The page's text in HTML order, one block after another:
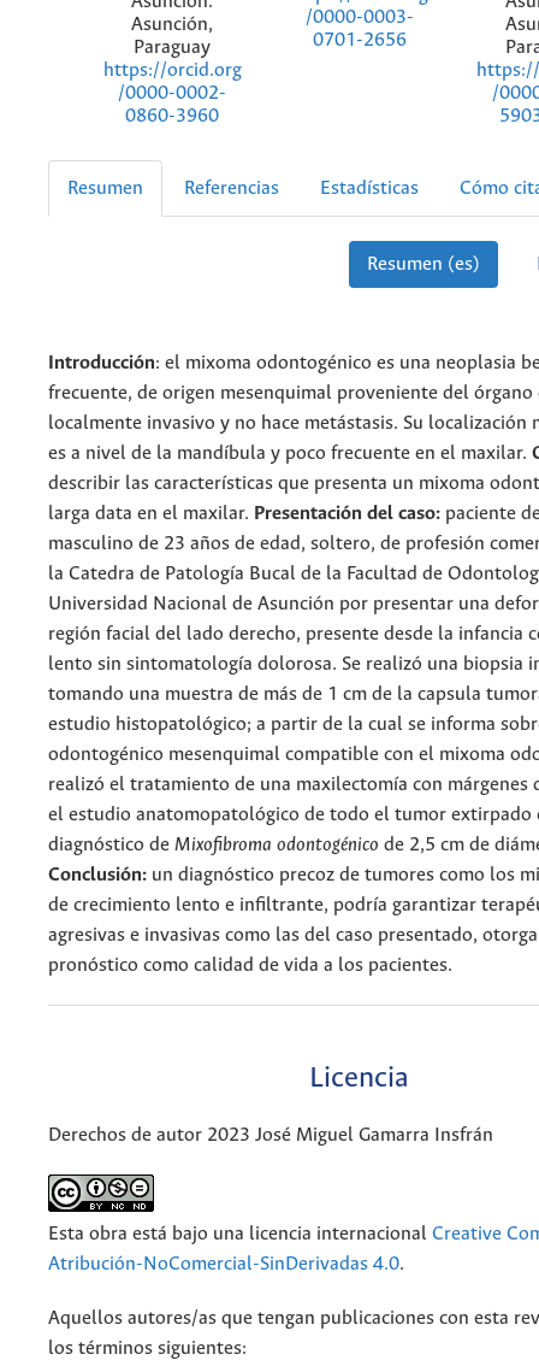
Asunción,
Paraguay
https://orcid.org
/0000-0002-
0860-3960
/0000-0003-
0701-2656
/
Resumen Referencias Estadísticas Cómo
Resumen (es)
Introducción: el mixoma odontogénico es una neoplasia
frecuente, de origen mesenquimal proveniente del órgano
localmente invasivo y no hace metástasis. Su localización
es a nivel de la mandíbula y poco frecuente en el maxilar.
describir las características que presenta un mixoma
larga data en el maxilar. Presentación del caso: paciente
masculino de 23 años de edad, soltero, de profesión
la Catedra de Patología Bucal de la Facultad de
Universidad Nacional de Asunción por presentar una
región facial del lado derecho, presente desde la infancia
lento sin sintomatología dolorosa. Se realizó una biopsia
tomando una muestra de más de 1 cm de la capsula
estudio histopatológico; a partir de la cual se informa
odontogénico mesenquimal compatible con el mixoma
realizó el tratamiento de una maxilectomía con márgenes
el estudio anatomopatológico de todo el tumor extirpado
diagnóstico de Mixofibroma odontogénico de 2,5 cm de
Conclusión: un diagnóstico precoz de tumores como los
de crecimiento lento e infiltrante, podría garantizar
agresivas e invasivas como las del caso presentado,
pronóstico como calidad de vida a los pacientes.
Licencia
Derechos de autor 2023 José Miguel Gamarra Insfrán
Esta obra está bajo una licencia internacional Creative
Atribución-NoComercial-SinDerivadas 4.0.
Aquellos autores/as que tengan publicaciones con esta
los términos siguientes: